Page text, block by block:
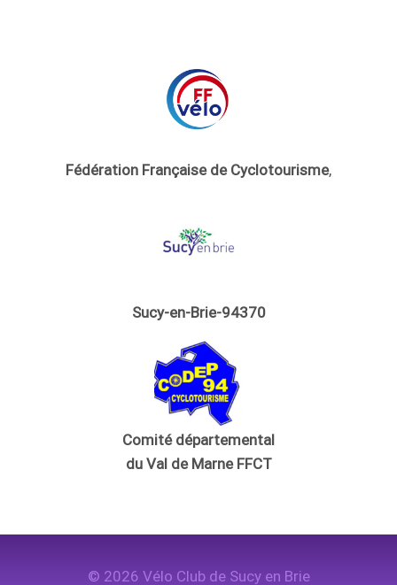
Fédération Française de Cyclotourisme,
Sucy-en-Brie-94370
Comité départemental
du Val de Marne FFCT
© 2026 Vélo Club de Sucy en Brie